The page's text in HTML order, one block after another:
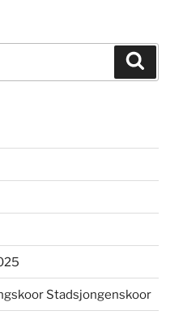
Stadsjongenskoor